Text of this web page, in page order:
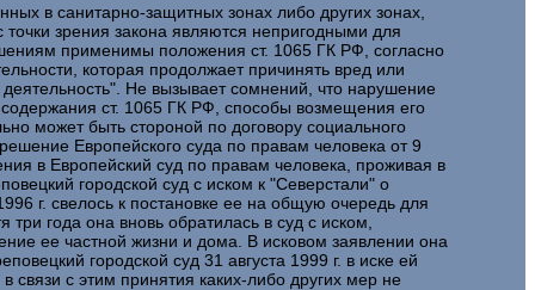
в санитарно-защитных зонах либо других зонах,
зрения закона являются непригодными для
применимы положения ст. 1065 ГК РФ, согласно
которая продолжает причинять вред или
Не вызывает сомнений, что нарушение
содержания ст. 1065 ГК РФ, способы возмещения его
может быть стороной по договору социального
Европейского суда по правам человека от 9
в Европейский суд по правам человека, проживая в
городской суд с иском к "Северстали" о
г. свелось к постановке ее на общую очередь для
года она вновь обратилась в суд с иском,
ее частной жизни и дома. В исковом заявлении она
городской суд 31 августа 1999 г. в иске ей
связи с этим принятия каких-либо других мер не